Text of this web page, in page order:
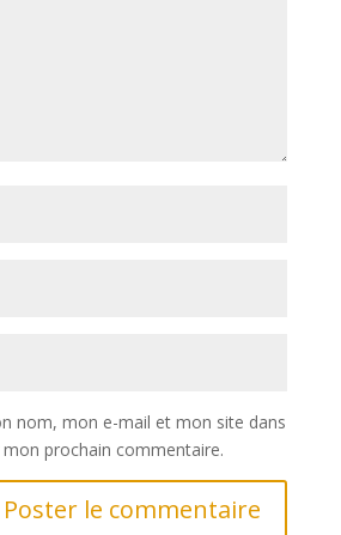
nom, mon e-mail et mon site dans
prochain commentaire.